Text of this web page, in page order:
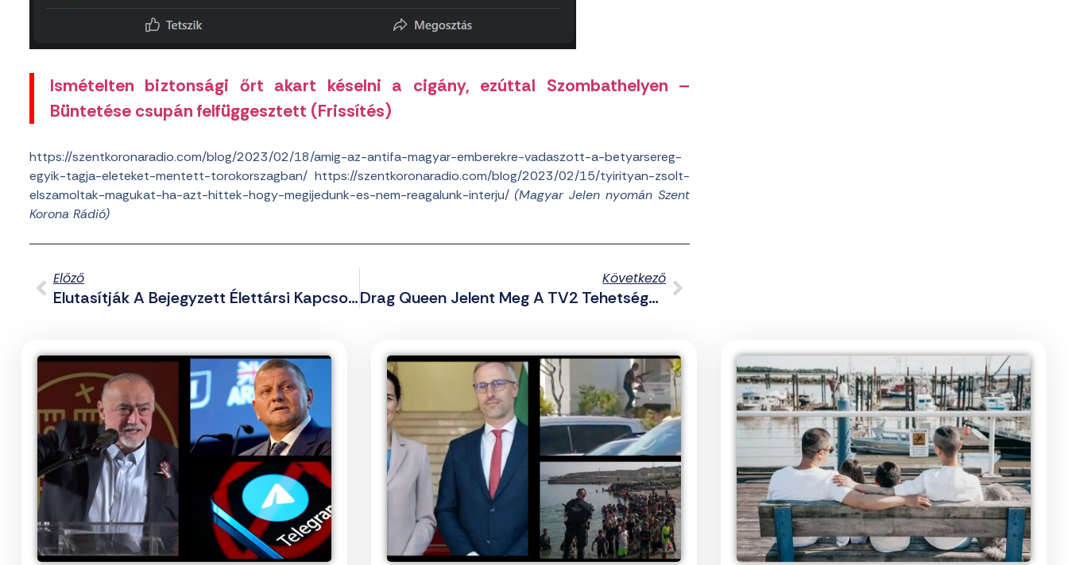
Ismételten biztonsági őrt akart késelni a cigány, ezúttal Szombathelyen –
Büntetése csupán felfüggesztett (Frissítés)
https://szentkoronaradio.com/blog/2023/02/18/amig-az-antifa-magyar-emberekre-vadaszott-a-betyarsereg-
egyik-tagja-eleteket-mentett-torokorszagban/ https://szentkoronaradio.com/blog/2023/02/15/tyirityan-zsolt-
elszamoltak-magukat-ha-azt-hittek-hogy-megijedunk-es-nem-reagalunk-interju/(Magyar Jelen nyomán Szent
Korona Rádió)
Előző
Elutasítják A Bejegyzett Élettársi Kapcsolat Bevezetését Szlovákiában
Következő
Drag Queen Jelent Meg A TV2 Tehetségkutatóján: „Imádom, Egy Ilyen Gyerekre Szükség Van Ebben A Műsorban”